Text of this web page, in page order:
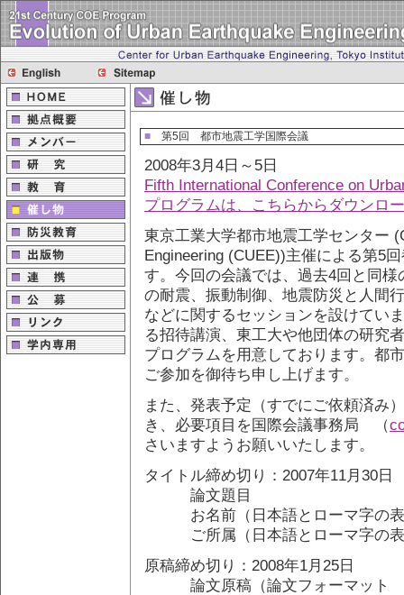
■第5回 都市地震工学国際会議
2008年3月4日～5日
Fifth International Conference on
プログラムは、こちらからダウンロ
東京工業大学都市地震工学センター
Engineering (CUEE))主催による第5
す。今回の会議では、過去4回と同
の耐震、振動制御、地震防災と人間
などに関するセッションを設けてい
る招待講演、東工大や他団体の研究
プログラムを用意しております。都
ご参加を御待ち申し上げます。
また、発表予定（すでにご依頼済み
き、必要項目を国際会議事務局 （
さいますようお願いいたします。
タイトル締め切り：2007年11月30日
論文題目
お名前（日本語とローマ字の表
ご所属（日本語とローマ字の表
原稿締め切り：2008年1月25日
論文原稿（論文フォーマット